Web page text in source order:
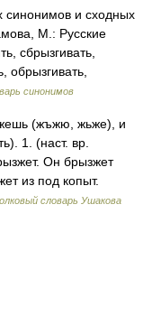
синонимов и сходных
М.: Русские
сбрызгивать,
обрызгивать,
синонимов
(жъжю, жьже), и
1. (наст. вр.
Он брызжет
из под копыт.
словарь Ушакова